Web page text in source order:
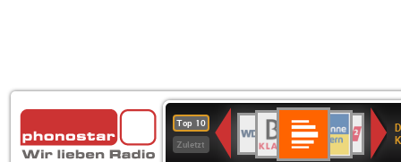
Top 10
Zuletzt
Deutschlandfunk
80er
90er
OLDIE
SWR3
4
BR-
KLASSIK
Deutschlandfunk
Kultur
ANTENNE
BAYERN
SWR
Kultur
NDR
2